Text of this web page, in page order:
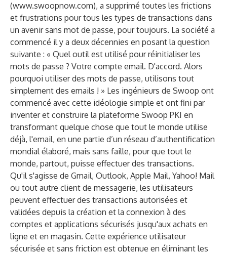
(www.swoopnow.com), a supprimé toutes les frictions
et frustrations pour tous les types de transactions dans
un avenir sans mot de passe, pour toujours. La société a
commencé il y a deux décennies en posant la question
suivante : « Quel outil est utilisé pour réinitialiser les
mots de passe ? Votre compte email. D'accord. Alors
pourquoi utiliser des mots de passe, utilisons tout
simplement des emails ! » Les ingénieurs de Swoop ont
commencé avec cette idéologie simple et ont fini par
inventer et construire la plateforme Swoop PKI en
transformant quelque chose que tout le monde utilise
déjà, l'email, en une partie d’un réseau d’authentification
mondial élaboré, mais sans faille, pour que tout le
monde, partout, puisse effectuer des transactions.
Qu'il s'agisse de Gmail, Outlook, Apple Mail, Yahoo! Mail
ou tout autre client de messagerie, les utilisateurs
peuvent effectuer des transactions autorisées et
validées depuis la création et la connexion à des
comptes et applications sécurisés jusqu'aux achats en
ligne et en magasin. Cette expérience utilisateur
sécurisée et sans friction est obtenue en éliminant les